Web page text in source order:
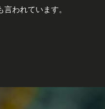
われています。